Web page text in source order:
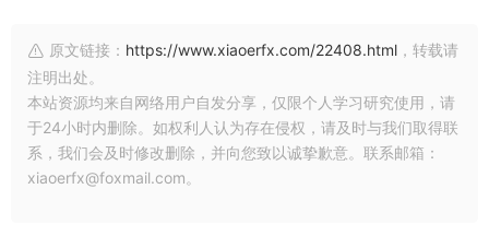
原文链接： https://www.xiaoerfx.com/22408.html ，转载请
注明出处。
本站资源均来自网络用户自发分享，仅限个人学习研究使用，请
于24小时内删除。如权利人认为存在侵权，请及时与我们取得联
系，我们会及时修改删除，并向您致以诚挚歉意。联系邮箱：
xiaoerfx@foxmail.com。